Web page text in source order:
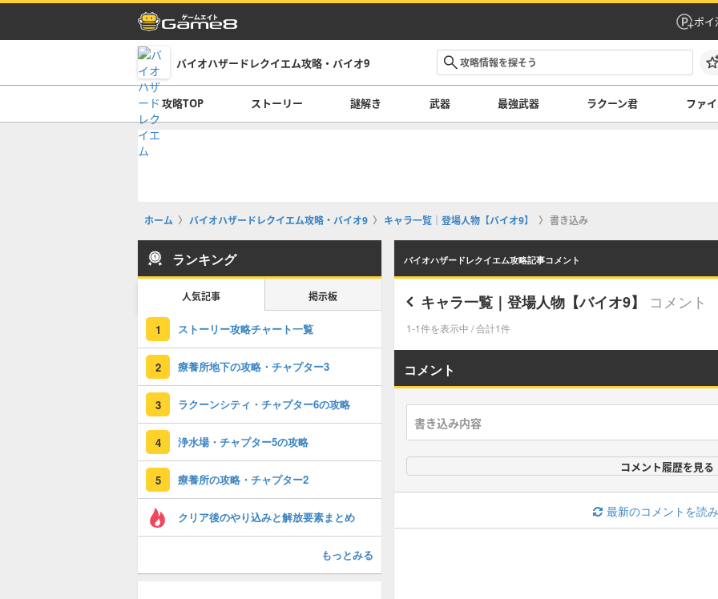
ポイ
バイオハザードレクイエム攻略・バイオ9
攻略TOP ストーリー 謎解き 武器 最強武器 ラクーン君 ファ
ホーム バイオハザードレクイエム攻略・バイオ9 キャラ一覧｜登場人物【バイオ9】 書き込み
バイオハザードレクイエム攻略記事コメント
キャラ一覧｜登場人物【バイオ9】 コメント
1-1件を表示中 / 合計1件
コメント
コメント履歴を見る
最新のコメントを読
ランキング
人気記事 掲示板
1 ストーリー攻略チャート一覧
2 療養所地下の攻略・チャプター3
3 ラクーンシティ・チャプター6の攻略
4 浄水場・チャプター5の攻略
5 療養所の攻略・チャプター2
クリア後のやり込みと解放要素まとめ
もっとみる